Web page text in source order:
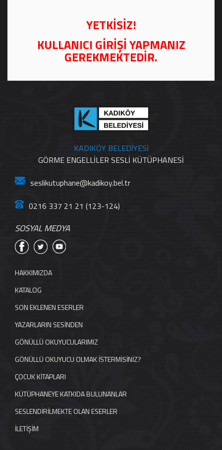
YETKİSİZ!
KULLANICI GİRİŞİ YAPMANIZ
GEREKMEKTEDİR.
KADIKÖY BELEDİYESİ
GÖRME ENGELLİLER SESLİ KÜTÜPHANESİ
seslikutuphane@kadikoy.bel.tr
0216 337 21 21 (123-124)
SOSYAL MEDYA
HAKKIMIZDA
KATALOG
SON EKLENEN ESERLER
YAZARLARIN SESİNDEN
GÖNÜLLÜ OKUYUCULARIMIZ
GÖNÜLLÜ OKUYUCU OLMAK İSTERMİSİNİZ?
ÇOCUK KİTAPLARI
KÜTÜPHANEYE KATKIDA BULUNANLAR
SESLENDİRİLMEKTE OLAN ESERLER
İLETİŞİM